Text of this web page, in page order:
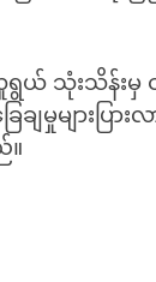
သုံးသိန်းမှ ငါ
မှုများပြားလ
။